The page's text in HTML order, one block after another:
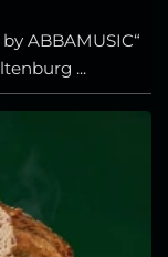
ABBAMUSIC“
...